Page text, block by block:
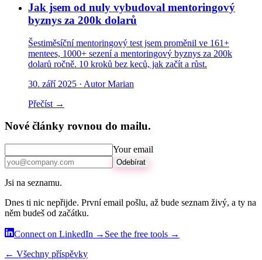
Jak jsem od nuly vybudoval mentoringový
byznys za 200k dolarů
Šestiměsíční mentoringový test jsem proměnil ve 161+
mentees, 1000+ sezení a mentoringový byznys za 200k
dolarů ročně. 10 kroků bez keců, jak začít a růst.
30. září 2025 · Autor Marian
Přečíst →
Nové články rovnou do mailu.
Your email
Odebírat
Jsi na seznamu.
Dnes ti nic nepřijde. První email pošlu, až bude seznam živý, a ty na
něm budeš od začátku.
Connect on LinkedIn → See the free tools →
← Všechny příspěvky